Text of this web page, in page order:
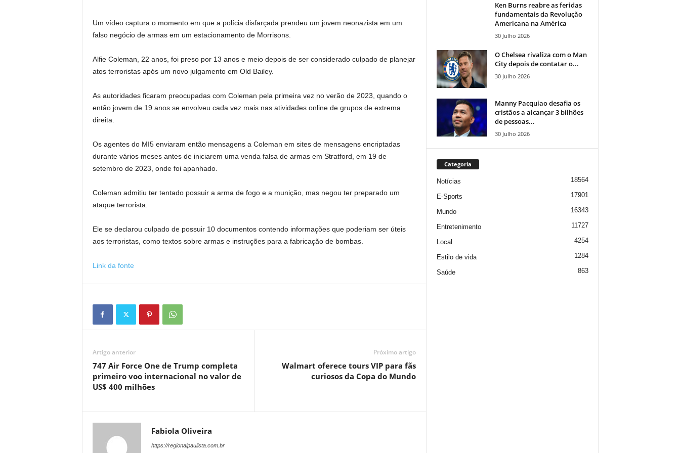
Um vídeo captura o momento em que a polícia disfarçada prendeu um jovem neonazista em um
falso negócio de armas em um estacionamento de Morrisons.
Alfie Coleman, 22 anos, foi preso por 13 anos e meio depois de ser considerado culpado de planejar
atos terroristas após um novo julgamento em Old Bailey.
As autoridades ficaram preocupadas com Coleman pela primeira vez no verão de 2023, quando o
então jovem de 19 anos se envolveu cada vez mais nas atividades online de grupos de extrema
direita.
Os agentes do MI5 enviaram então mensagens a Coleman em sites de mensagens encriptadas
durante vários meses antes de iniciarem uma venda falsa de armas em Stratford, em 19 de
setembro de 2023, onde foi apanhado.
Coleman admitiu ter tentado possuir a arma de fogo e a munição, mas negou ter preparado um
ataque terrorista.
Ele se declarou culpado de possuir 10 documentos contendo informações que poderiam ser úteis
aos terroristas, como textos sobre armas e instruções para a fabricação de bombas.
Link da fonte
Artigo anterior
747 Air Force One de Trump completa
primeiro voo internacional no valor de
US$ 400 milhões
Próximo artigo
Walmart oferece tours VIP para fãs
curiosos da Copa do Mundo
Fabiola Oliveira
https://regionalpaulista.com.br
Ken Burns reabre as feridas
fundamentais da Revolução
Americana na América
30 Julho 2026
O Chelsea rivaliza com o Man
City depois de contatar o...
30 Julho 2026
Manny Pacquiao desafia os
cristãos a alcançar 3 bilhões
de pessoas...
30 Julho 2026
Categoria
Notícias 18564
E-Sports 17901
Mundo 16343
Entretenimento 11727
Local 4254
Estilo de vida 1284
Saúde 863